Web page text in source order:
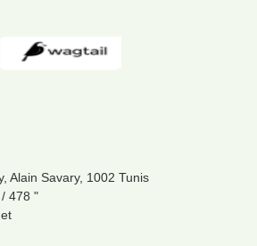
Alain Savary, 1002 Tunis
478 "